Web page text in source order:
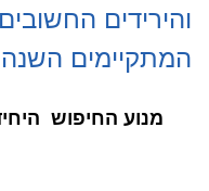
IAW
08/09/2026-10/09/2026
והירידים
המתקיימים
מנוע החיפוש